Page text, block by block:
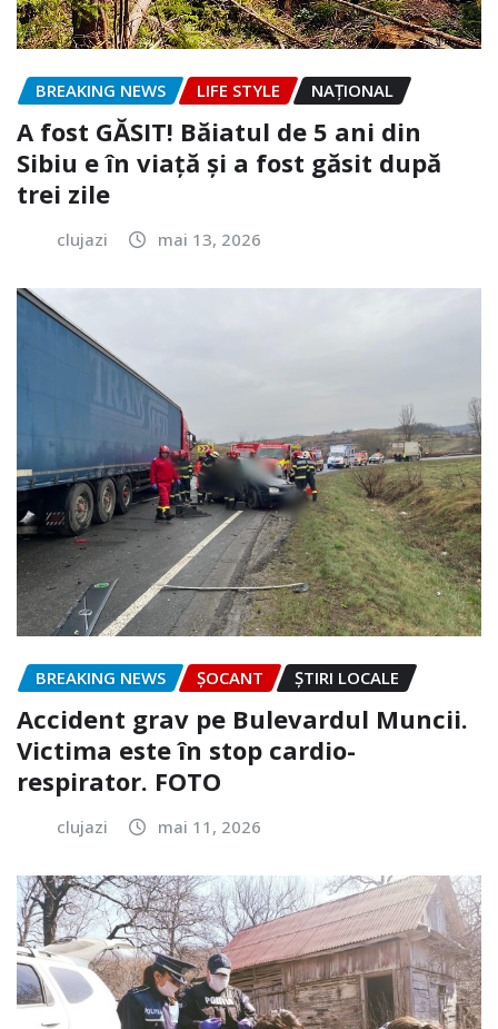
BREAKING NEWS LIFE STYLE NAŢIONAL
A fost GĂSIT! Băiatul de 5 ani din
Sibiu e în viață și a fost găsit după
trei zile
clujazi mai 13, 2026
BREAKING NEWS ȘOCANT ȘTIRI LOCALE
Accident grav pe Bulevardul Muncii.
Victima este în stop cardio-
respirator. FOTO
clujazi mai 11, 2026